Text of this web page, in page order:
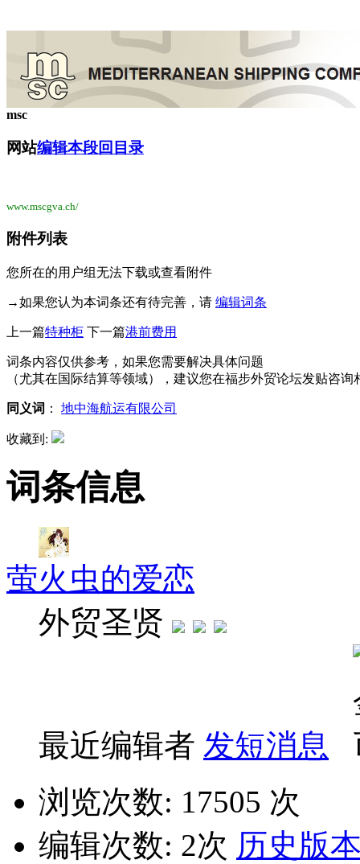
msc
网站编辑本段回目录
www.mscgva.ch/
附件列表
您所在的用户组无法下载或查看附件
→如果您认为本词条还有待完善，请 编辑词条
上一篇特种柜 下一篇港前费用
词条内容仅供参考，如果您需要解决具体问题
（尤其在国际结算等领域），建议您在福步外贸论坛发贴咨
同义词 ： 地中海航运有限公司
收藏到:
词条信息
萤火虫的爱恋
外贸圣贤
最近编辑者 发短消息
浏览次数: 17505 次
编辑次数: 2次 历史版